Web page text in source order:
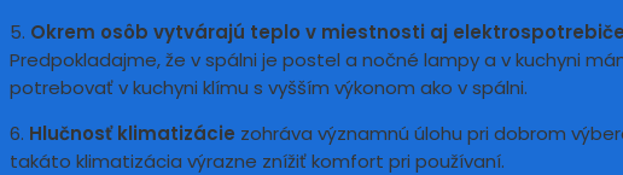
5. Okrem osôb vytvárajú teplo v miestnosti aj elektrospotrebiče
Predpokladajme, že v spálni je postel a nočné lampy a v kuchyni
potrebovať v kuchyni klímu s vyšším výkonom ako v spálni.
6. Hlučnosť klimatizácie zohráva významnú úlohu pri dobrom
takáto klimatizácia výrazne znížiť komfort pri používaní.